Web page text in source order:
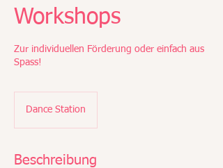
Workshops
Zur individuellen Förderung oder einfach aus
Spass!
Dance Station
Beschreibung